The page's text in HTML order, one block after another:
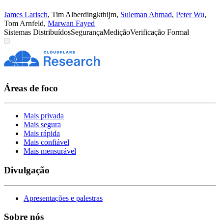
James Larisch, Tim Alberdingkthijm, Suleman Ahmad, Peter Wu,
Tom Arnfeld, Marwan Fayed
Sistemas DistribuídosSegurançaMediçãoVerificação Formal
Áreas de foco
Mais privada
Mais segura
Mais rápida
Mais confiável
Mais mensurável
Divulgação
Apresentações e palestras
Sobre nós